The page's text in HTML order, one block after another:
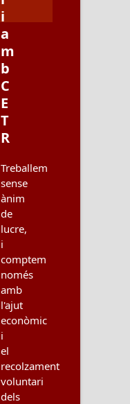
i
a
m
b
C
E
T
R
Treballem
sense
ànim
de
lucre,
i
comptem
només
amb
l'ajut
econòmic
i
el
recolzament
voluntari
dels